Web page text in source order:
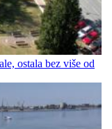
ostala bez više od